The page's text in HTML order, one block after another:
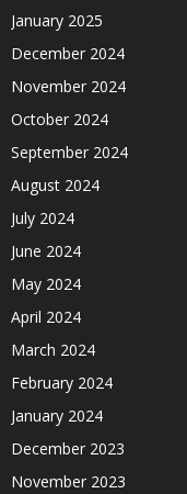
January 2025
December 2024
November 2024
October 2024
September 2024
August 2024
July 2024
June 2024
May 2024
April 2024
March 2024
February 2024
January 2024
December 2023
November 2023